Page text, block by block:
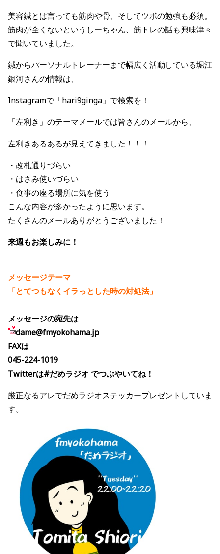
美容鍼とは言っても筋肉や骨、そしてツボの勉強も必須。
筋肉が全くないというしーちゃん、筋トレの話も興味津々
で聞いていました。
鍼からパーソナルトレーナーまで幅広く活動している堀江
銀河さんの情報は、
Instagramで「hari9ginga」で検索を！
「左利き」のテーマメールでは皆さんのメールから、
左利きあるあるが見えてきました！！！
・改札通りづらい
・はさみ使いづらい
・食事の座る場所に気を使う
こんな内容が多かったように思います。
たくさんのメールありがとうございました！
来週もお楽しみに！
メッセージテーマ
「とてつもなくイラっとした時の対処法」
メッセージの宛先は
dame@fmyokohama.jp
FAXは
045-224-1019
Twitterは#だめラジオ でつぶやいてね！
厳正なるアレでだめラジオステッカープレゼントしていま
す。